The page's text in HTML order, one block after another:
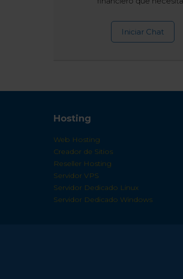
Iniciar Chat
Hosting
Web Hosting
Creador de Sitios
Reseller Hosting
Servidor VPS
Servidor Dedicado Linux
Servidor Dedicado Windows